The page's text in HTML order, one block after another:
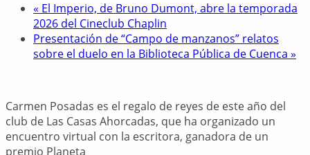
« El Imperio, de Bruno Dumont, abre la temporada
2026 del Cineclub Chaplin
Presentación de “Campo de manzanos” relatos
sobre el duelo en la Biblioteca Pública de Cuenca »
Carmen Posadas es el regalo de reyes de este año del
club de Las Casas Ahorcadas, que ha organizado un
encuentro virtual con la escritora, ganadora de un
premio Planeta